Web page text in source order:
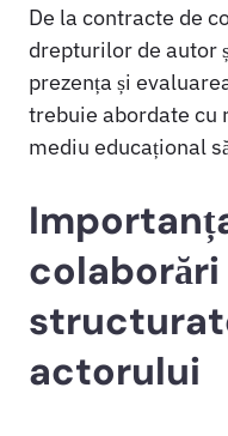
De la contracte de
drepturilor de autor
prezența și
trebuie abordate cu
mediu educațional
actorului